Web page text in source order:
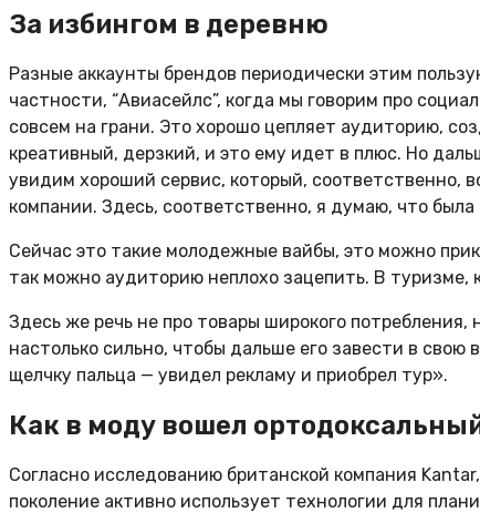
За избингом в деревню
Разные аккаунты брендов периодически этим
частности, “Авиасейлс”, когда мы говорим про
совсем на грани. Это хорошо цепляет аудиторию,
креативный, дерзкий, и это ему идет в плюс. Но
увидим хороший сервис, который, соответственно,
компании. Здесь, соответственно, я думаю, что
Сейчас это такие молодежные вайбы, это можно
так можно аудиторию неплохо зацепить. В туризме,
Здесь же речь не про товары широкого
настолько сильно, чтобы дальше его завести в
щелчку пальца — увидел рекламу и приобрел тур».
Как в моду вошел
Согласно исследованию британской компания
поколение активно использует технологии для